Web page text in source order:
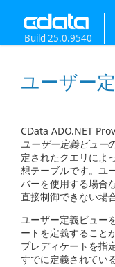
Build 25.0.9540
ユーザー
CData ADO.NET
ユーザー定義ビュー
定されたクエリによ
想テーブルです。ユ
バーを使用する場合
直接制御できない場
ユーザー定義ビュー
ートを定義すること
プレディケートを指
すでに定義されてい